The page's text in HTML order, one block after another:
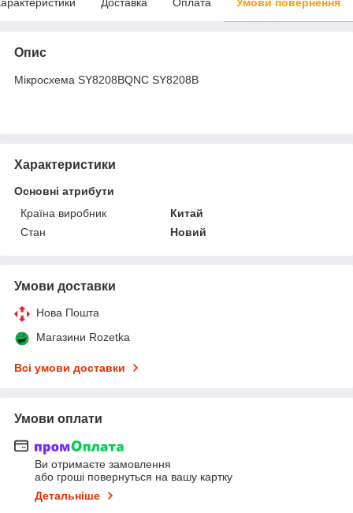
Опис
Мікросхема SY8208BQNC SY8208B
Характеристики
Основні атрибути
Країна виробник
Китай
Стан
Новий
Умови доставки
Нова Пошта
Магазини Rozetka
Всі умови доставки
Умови оплати
Ви отримаєте замовлення
або гроші повернуться на вашу картку
Детальніше